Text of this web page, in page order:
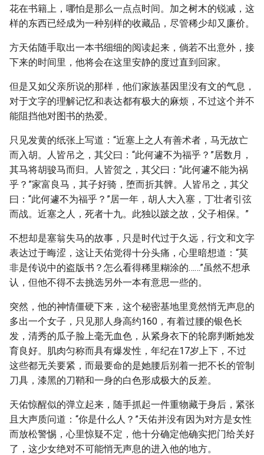
花在书籍上，哪怕是那么一点点时间。加之树木的锐减，这
样的东西已经成为一种别样的收藏品，尽管稀少却又廉价。
方天佑随手取出一本书细细的阅读起来，倘若不出意外，接
下来的时间里，他将会在这里安静的度过直到回家。
但是又如父亲所说的那样，他们家族基因里没有文的气息，
对于文字的理解记忆和表达都有极大的麻烦，不过这个并不
能阻挡他对图书的热爱。
只见发黄的纸张上写道：“近塞上之人有善术者，马无故亡
而入胡。人皆吊之，其父曰：“此何遽不为福乎？”居数月，
其马将胡骏马而归。人皆贺之，其父曰：“此何遽不能为祸
乎？”家富良马，其子好骑，堕而折其髀。人皆吊之，其父
曰：“此何遽不为福乎？”居一年，胡人大入塞，丁壮者引弦
而战。近塞之人，死者十九。此独以跛之故，父子相保。”
不想却是塞翁失马的故事，只是时代过于久远，行文和文字
表达过于晦涩，这让天佑觉得十分头痛，心里暗想道：“莫
非是传说中的盗版书？怎么看得稀里糊涂的……”虽然不想承
认，但他不得不去挑选另外一本有意思一些的。
突然，他的神情僵硬下来，这个秘密基地里竟然悄无声息的
多出一个女子，只见那人身高约160，有着过腰的银色长
发，清秀的瓜子脸上毫无血色，从紧身衣下的轮廓判断她发
育良好。肌肉匀称而具有爆发性，年纪在17岁上下，不过
这些都无关要紧，而最要命的是她腰后别着一把不长的管制
刀具，漆黑的刀鞘和一身的白色形成极大的反差。
天佑惊醒似的弹立起来，随手抓起一件重物藏于身后，紧张
且大声质问道：“你是什么人？”天佑并没有因为对方是女性
而放松警惕，心里惊疑不定，他十分确定他确实把门给关好
了，这少女绝对不可能悄无声息的进入他的地方。